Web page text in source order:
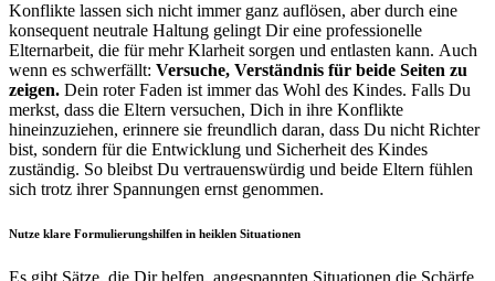
Konflikte lassen sich nicht immer ganz auflösen, aber durch eine
konsequent neutrale Haltung gelingt Dir eine professionelle
Elternarbeit, die für mehr Klarheit sorgen und entlasten kann. Auch
wenn es schwerfällt: Versuche, Verständnis für beide Seiten zu
zeigen. Dein roter Faden ist immer das Wohl des Kindes. Falls Du
merkst, dass die Eltern versuchen, Dich in ihre Konflikte
hineinzuziehen, erinnere sie freundlich daran, dass Du nicht Richter
bist, sondern für die Entwicklung und Sicherheit des Kindes
zuständig. So bleibst Du vertrauenswürdig und beide Eltern fühlen
sich trotz ihrer Spannungen ernst genommen.
Nutze klare Formulierungshilfen in heiklen Situationen
Es gibt Sätze, die Dir helfen, angespannten Situationen die Schärfe